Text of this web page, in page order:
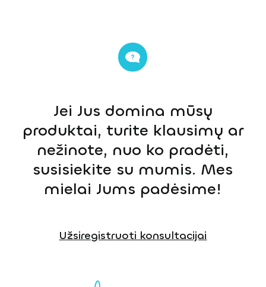
Jei Jus domina mūsų
produktai, turite klausimų ar
nežinote, nuo ko pradėti,
susisiekite su mumis. Mes
mielai Jums padėsime!
Užsiregistruoti konsultacijai